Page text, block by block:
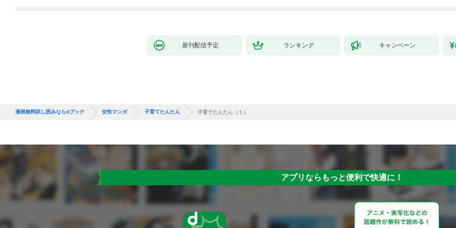
新刊配信予定 ランキング キャンペーン
漫画無料試し読みならdブック 女性マンガ 子育てたんたん 子育てたんたん（１）
アプリならもっと便利で快適に！